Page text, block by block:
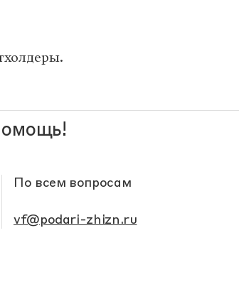
По всем вопросам
vf@podari-zhizn.ru